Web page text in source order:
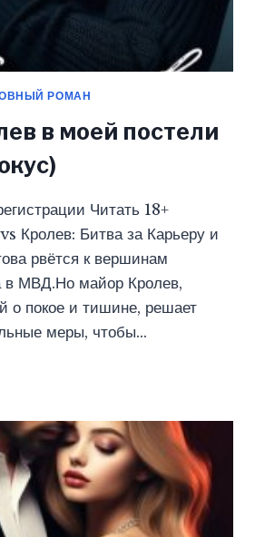
РОМАН
в моей постели
Читать 18+
Кролев: Битва за Карьеру и
рвётся к вершинам
в МВД.Но майор Кролев,
о покое и тишине, решает
меры, чтобы…